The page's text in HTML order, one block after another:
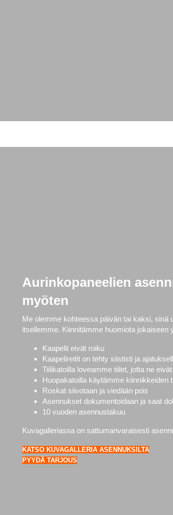
Aurinkopaneelien
myöten
Me olemme kohteessa päivän tai kaksi,
itsellemme. Kiinnitämme huomiota
Kaapelit eivät roiku
Kaapelireitit on tehty siististi ja
Tiilikatoilla loveamme tiilet, jotta ne
Huopakatoilla käytämme
Roskat siivotaan ja viedään pois
Asennukset dokumentoidaan ja saat
10 vuoden asennustakuu
Kuvagalleriassa on sattumanvaraisesti
KATSO KUVAGALLERIA ASENNUKSILTA
PYYDÄ TARJOUS